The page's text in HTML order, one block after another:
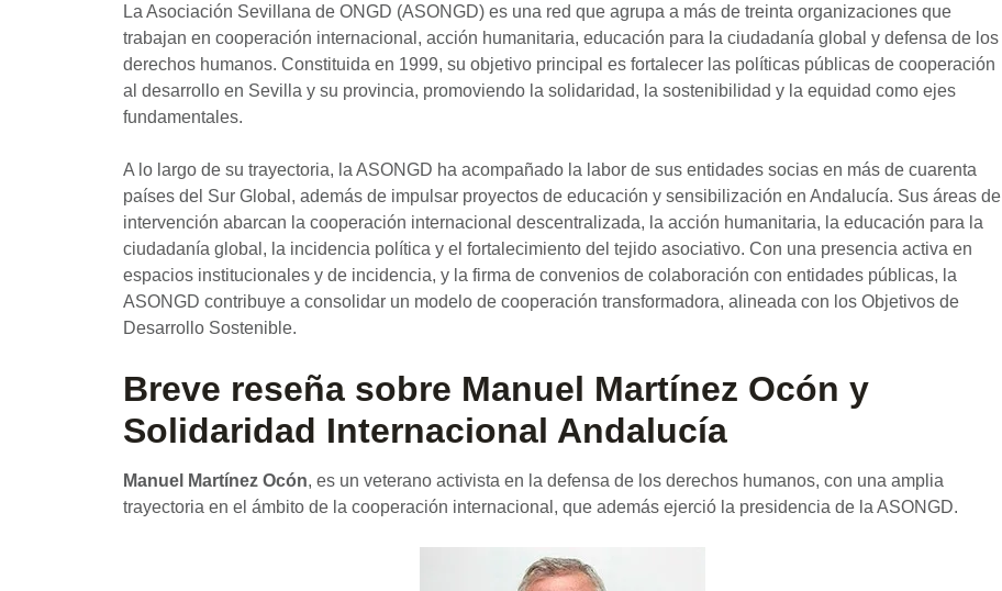
La Asociación Sevillana de ONGD (ASONGD) es una red que agrupa a más de treinta organizaciones que
trabajan en cooperación internacional, acción humanitaria, educación para la ciudadanía global y defensa de los
derechos humanos. Constituida en 1999, su objetivo principal es fortalecer las políticas públicas de cooperación
al desarrollo en Sevilla y su provincia, promoviendo la solidaridad, la sostenibilidad y la equidad como ejes
fundamentales.
A lo largo de su trayectoria, la ASONGD ha acompañado la labor de sus entidades socias en más de cuarenta
países del Sur Global, además de impulsar proyectos de educación y sensibilización en Andalucía. Sus áreas de
intervención abarcan la cooperación internacional descentralizada, la acción humanitaria, la educación para la
ciudadanía global, la incidencia política y el fortalecimiento del tejido asociativo. Con una presencia activa en
espacios institucionales y de incidencia, y la firma de convenios de colaboración con entidades públicas, la
ASONGD contribuye a consolidar un modelo de cooperación transformadora, alineada con los Objetivos de
Desarrollo Sostenible.
Breve reseña sobre Manuel Martínez Ocón y
Solidaridad Internacional Andalucía
Manuel Martínez Ocón, es un veterano activista en la defensa de los derechos humanos, con una amplia
trayectoria en el ámbito de la cooperación internacional, que además ejerció la presidencia de la ASONGD.